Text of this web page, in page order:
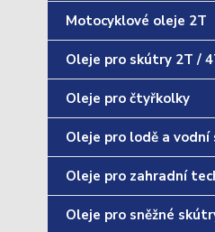
Motocyklové oleje 2T
Oleje pro skútry 2T /
Oleje pro čtyřkolky
Oleje pro lodě a
Oleje pro zahradní
Oleje pro sněžné